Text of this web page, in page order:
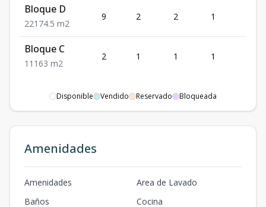
Bloque D
221 74.5 m2
9 2 2 1
Bloque C
1 1 1 63 m2
2 1 1 1
Disponible Vendido Reservado Bloqueada
Amenidades
Amenidades
Area de Lavado
Baños
Cocina